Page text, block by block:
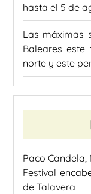
hasta el 5 de
Las máximas
Baleares
norte y este
Paco
Festival
de Talavera